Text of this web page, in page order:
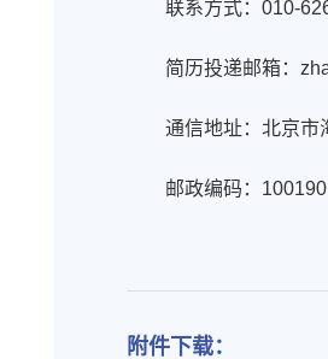
联系方式：010-
简历投递邮箱：
通信地址：北京市
邮政编码：100190
附件下载：